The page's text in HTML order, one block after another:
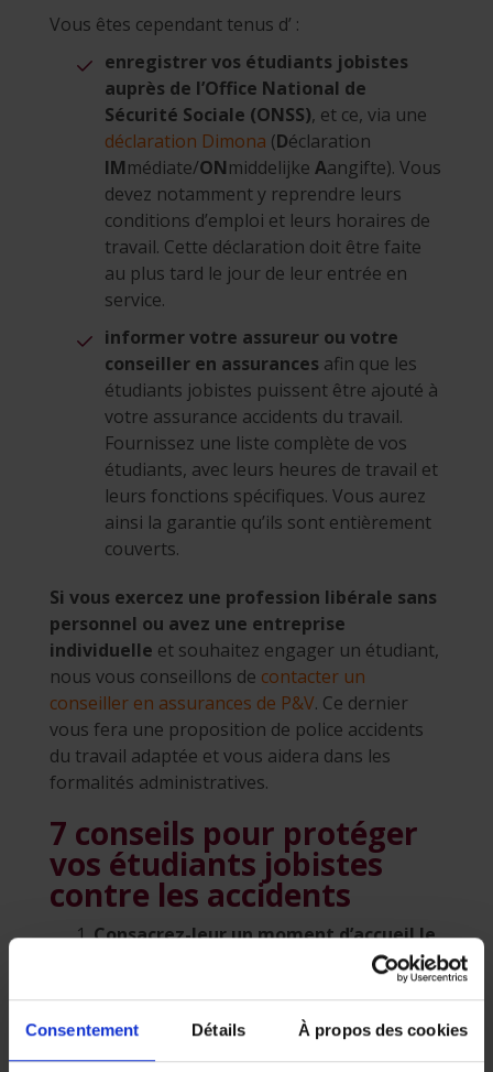
Consentement Détails À propos des cookies
Vous êtes cependant tenus d’ :
enregistrer vos étudiants jobistes
auprès de l’Office National de
Sécurité Sociale (ONSS), et ce, via une
déclaration Dimona (Déclaration
IMmédiate/ONmiddelijke Aangifte). Vous
devez notamment y reprendre leurs
conditions d’emploi et leurs horaires de
travail. Cette déclaration doit être faite
au plus tard le jour de leur entrée en
service.
informer votre assureur ou votre
conseiller en assurances afin que les
étudiants jobistes puissent être ajouté à
votre assurance accidents du travail.
Fournissez une liste complète de vos
étudiants, avec leurs heures de travail et
leurs fonctions spécifiques. Vous aurez
ainsi la garantie qu’ils sont entièrement
couverts.
Si vous exercez une profession libérale sans
personnel ou avez une entreprise
individuelle et souhaitez engager un étudiant,
nous vous conseillons de contacter un
conseiller en assurances de P&V. Ce dernier
vous fera une proposition de police accidents
du travail adaptée et vous aidera dans les
formalités administratives.
7 conseils pour protéger
vos étudiants jobistes
contre les accidents
Consacrez-leur un moment d’accueil le
, pour les
informer des principaux risques dans
votre entreprise et de toutes les mesures
que vous prenez pour leur santé et leur
sécurité.